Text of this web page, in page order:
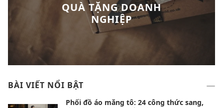
QUÀ TẶNG DOANH
NGHIỆP
BÀI VIẾT NỔI BẬT
Phối đồ áo măng tô: 24 công thức sang,